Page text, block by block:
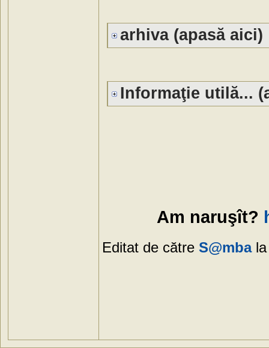
arhiva (apasă aici)
Informaţie utilă...
Am naruşît?
Editat de către S@mbala